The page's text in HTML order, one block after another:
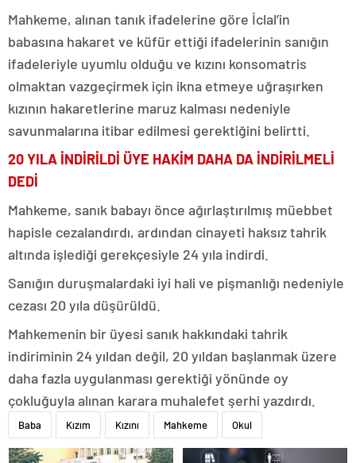
Mahkeme, alınan tanık ifadelerine göre İclal’in
babasına hakaret ve küfür ettiği ifadelerinin sanığın
ifadeleriyle uyumlu olduğu ve kızını konsomatris
olmaktan vazgeçirmek için ikna etmeye uğraşırken
kızının hakaretlerine maruz kalması nedeniyle
savunmalarına itibar edilmesi gerektiğini belirtti.
20 YILA İNDİRİLDİ ÜYE HAKİM DAHA DA İNDİRİLMELİ
DEDİ
Mahkeme, sanık babayı önce ağırlaştırılmış müebbet
hapisle cezalandırdı, ardından cinayeti haksız tahrik
altında işlediği gerekçesiyle 24 yıla indirdi.
Sanığın duruşmalardaki iyi hali ve pişmanlığı nedeniyle
cezası 20 yıla düşürüldü.
Mahkemenin bir üyesi sanık hakkındaki tahrik
indiriminin 24 yıldan değil, 20 yıldan başlanmak üzere
daha fazla uygulanması gerektiği yönünde oy
çokluğuyla alınan karara muhalefet şerhi yazdırdı.
Baba Kızım Kızını Mahkeme Okul